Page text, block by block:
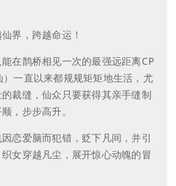
界，跨越命运！
在鹊桥相见一次的最强远距离CP
一直以来都规规矩矩地生活，尤
裁缝，仙众只要获得其亲手缝制
，步步高升。
恋爱脑而犯错，贬下凡间，并引
女穿越凡尘，展开惊心动魄的冒